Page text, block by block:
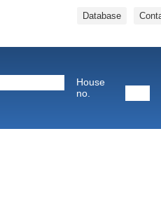
Database
House
no.